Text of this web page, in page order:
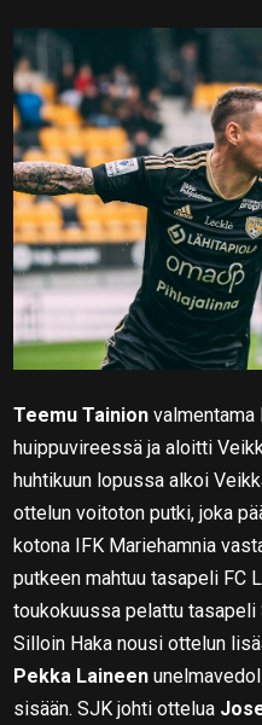
Teemu Tainion valmentama
huippuvireessä ja aloitti
huhtikuun lopussa alkoi
ottelun voitoton putki, joka
kotona IFK Mariehamnia
putkeen mahtuu tasapeli FC
toukokuussa pelattu tasapeli
Silloin Haka nousi ottelun
Pekka Laineen
sisään. SJK johti ottelua